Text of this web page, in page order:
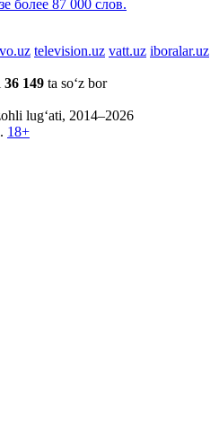
более 87 000 слов.
television.uz vatt.uz iboralar.uz
36 149 ta so‘z bor
lug‘ati, 2014–2026
18+